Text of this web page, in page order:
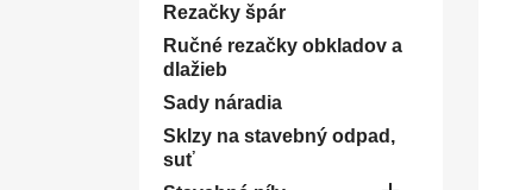
Rezačky špár
Ručné rezačky obkladov a
dlažieb
Sady náradia
Sklzy na stavebný odpad,
suť